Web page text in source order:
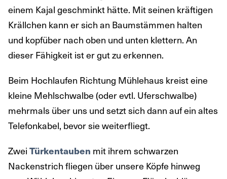
einem Kajal geschminkt hätte. Mit seinen kräftigen
Krällchen kann er sich an Baumstämmen halten
und kopfüber nach oben und unten klettern. An
dieser Fähigkeit ist er gut zu erkennen.
Beim Hochlaufen Richtung Mühlehaus kreist eine
kleine Mehlschwalbe (oder evtl. Uferschwalbe)
mehrmals über uns und setzt sich dann auf ein altes
Telefonkabel, bevor sie weiterfliegt.
Zwei Türkentauben mit ihrem schwarzen
Nackenstrich fliegen über unsere Köpfe hinweg